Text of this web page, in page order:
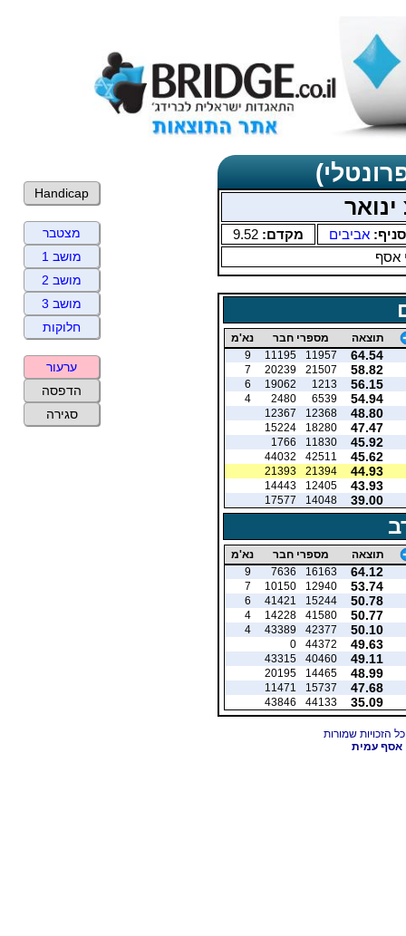
סניף: אביבים מקדם: 9.52
אסף
תוצאה מספרי חבר נא'מ
64.54
11957
11195
9
58.82
21507
20239
7
56.15
1213
19062
6
54.94
6539
2480
4
48.80
12368
12367
47.47
18280
15224
45.92
11830
1766
45.62
42511
44032
44.93
21394
21393
43.93
12405
14443
39.00
14048
17577
תוצאה מספרי חבר נא'מ
64.12
16163
7636
9
53.74
12940
10150
7
50.78
15244
41421
6
50.77
41580
14228
4
50.10
42377
43389
4
49.63
44372
0
49.11
40460
43315
48.99
14465
20195
47.68
15737
11471
35.09
44133
43846
אסף עמית
Handicap
מצטבר
מושב 1
מושב 2
מושב 3
חלוקות
ערעור
הדפסה
סגירה